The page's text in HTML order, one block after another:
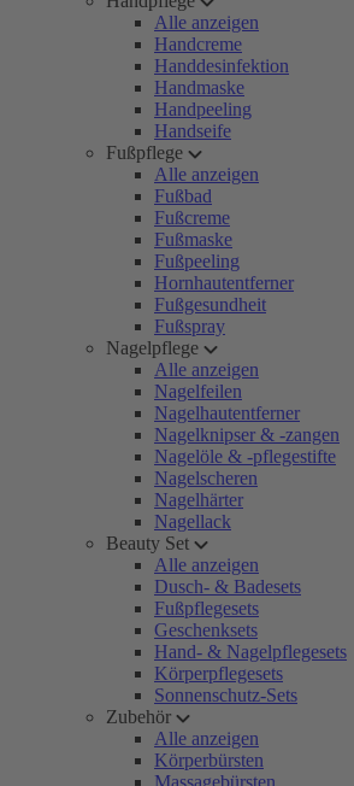
Alle anzeigen
Handcreme
Handdesinfektion
Handmaske
Handpeeling
Handseife
Fußpflege
Alle anzeigen
Fußbad
Fußcreme
Fußmaske
Fußpeeling
Hornhautentferner
Fußgesundheit
Fußspray
Nagelpflege
Alle anzeigen
Nagelfeilen
Nagelhautentferner
Nagelknipser & -zangen
Nagelöle & -pflegestifte
Nagelscheren
Nagelhärter
Nagellack
Beauty Set
Alle anzeigen
Dusch- & Badesets
Fußpflegesets
Geschenksets
Hand- & Nagelpflegesets
Körperpflegesets
Sonnenschutz-Sets
Zubehör
Alle anzeigen
Körperbürsten
Massagebürsten